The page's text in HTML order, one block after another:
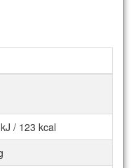
/ 123 kcal